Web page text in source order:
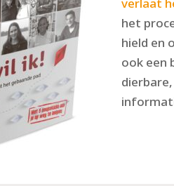
het
hield en
ook een